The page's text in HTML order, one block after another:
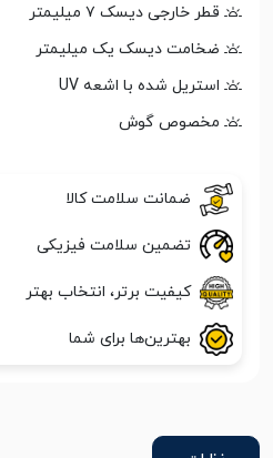
قطر خارجی دیسک ۷ میلیمتر
ضخامت دیسک یک میلیمتر
استریل شده با اشعه UV
مخصوص گوش
ضمانت سلامت کالا
تضمین سلامت فیزیکی
کیفیت برتر، انتخاب بهتر
بهترین‌ها برای شما